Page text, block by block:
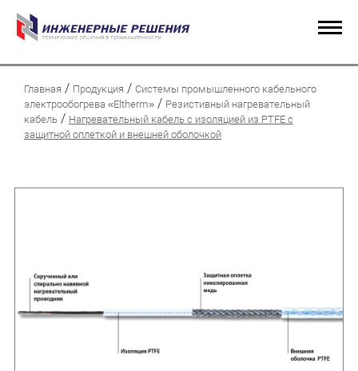
Главная / Продукция / Системы промышленного кабельного
электрообогрева «Eltherm» / Резистивный нагревательный
кабель / Нагревательный кабель с изоляцией из PTFE с
защитной оплеткой и внешней оболочкой